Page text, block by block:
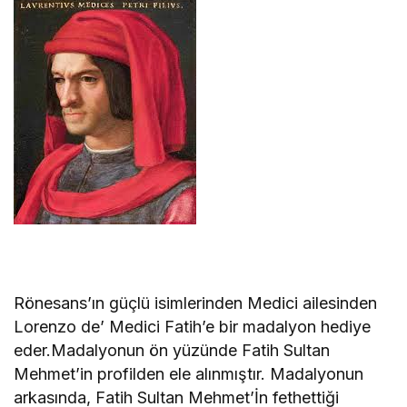
Rönesans’ın güçlü isimlerinden Medici ailesinden
Lorenzo de’ Medici Fatih’e bir madalyon hediye
eder.Madalyonun ön yüzünde Fatih Sultan
Mehmet’in profilden ele alınmıştır. Madalyonun
arkasında, Fatih Sultan Mehmet’İn fethettiği